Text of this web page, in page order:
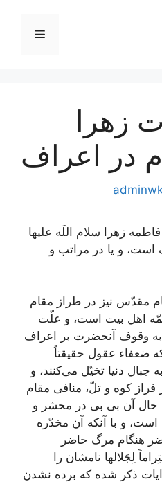
فهرست
زهرا
در اعراف
زهرا سلام اللَه عليها
است، و يا در مراتب و
مقدّس نيز در طراز مقام
اهل بيت است، و علّت
به وقوف آنحضرت بر اعراف
ضعفاء عقول حقيقتاً
جبال دنيا تخيّل مى‌كنند، و
فراز كوه و تلّ، منافى مقام
حال آن بى بى در محشر و
و با آنكه آن مخدّره
هنگام مرگ حاضر
لِجَلالها نامشان را
ذكر شده كه برده نشدن